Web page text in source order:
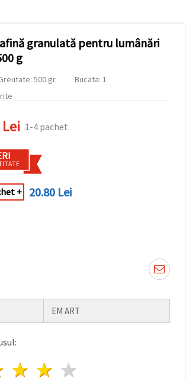
granulată pentru lumânări
g
500 gr.
Bucata: 1
1-4 pachet
+ 20.80 Lei
EM ART
4 stele
3 stele
2 stele